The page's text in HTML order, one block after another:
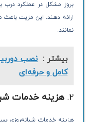
بروز مشکل در عملکرد درب
ارائه دهند. این مزیت باعث
نمانند.
بیشتر : نصب
کامل و حرفه‌ای
۲. هزینه خدمات
هزینه خدمات شبانه‌روزی